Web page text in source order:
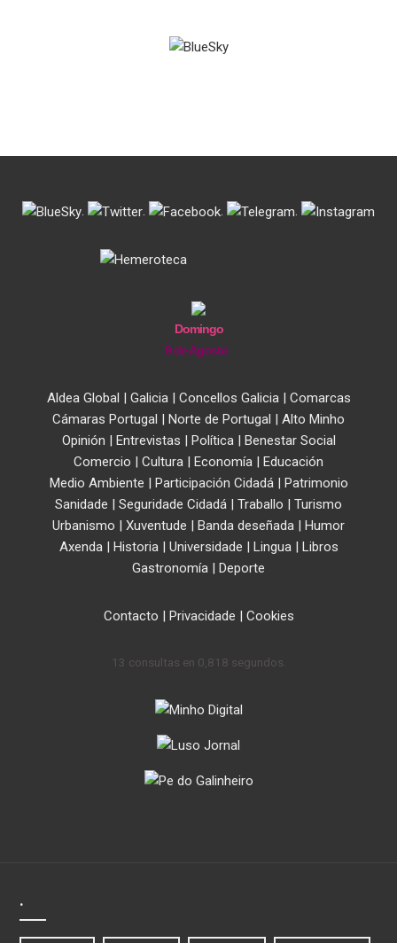
. . . .
Domingo
9 de Agosto
Aldea Global | Galicia| Concellos Galicia| Comarcas
Cámaras Portugal | Norte de Portugal | Alto Minho
Opinión | Entrevistas | Política| Benestar Social
Comercio | Cultura | Economía | Educación
Medio Ambiente | Participación Cidadá| Patrimonio
Sanidade | Seguridade Cidadá | Traballo | Turismo
Urbanismo | Xuventude | Banda deseñada | Humor
Axenda| Historia| Universidade | Lingua| Libros
Gastronomía | Deporte
Contacto | Privacidade | Cookies
13 consultas en 0,818 segundos.
.